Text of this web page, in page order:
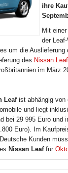
ihre
Mit
der
um die Auslieferung
des Nissan Leaf
im März
Leafist abhängig von
und liegt
bei 29 995 Euro und
Euro). Im
Kunden
Nissan Leaffür